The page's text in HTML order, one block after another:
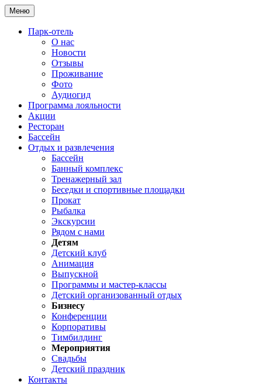
Меню
Парк-отель
О нас
Новости
Отзывы
Проживание
Фото
Аудиогид
Программа лояльности
Акции
Ресторан
Бассейн
Отдых и развлечения
Бассейн
Банный комплекс
Тренажерный зал
Беседки и спортивные площадки
Прокат
Рыбалка
Экскурсии
Рядом с нами
Детям
Детский клуб
Анимация
Выпускной
Программы и мастер-классы
Детский организованный отдых
Бизнесу
Конференции
Корпоративы
Тимбилдинг
Мероприятия
Свадьбы
Детский праздник
Контакты